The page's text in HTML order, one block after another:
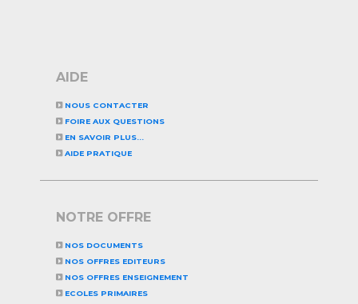
AIDE
NOUS CONTACTER
FOIRE AUX QUESTIONS
EN SAVOIR PLUS...
AIDE PRATIQUE
NOTRE OFFRE
NOS DOCUMENTS
NOS OFFRES EDITEURS
NOS OFFRES ENSEIGNEMENT
ECOLES PRIMAIRES